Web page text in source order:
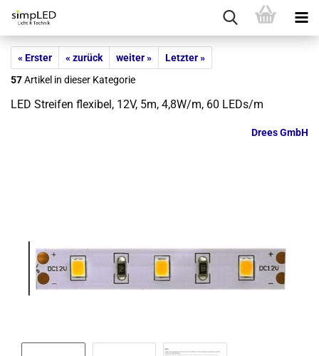
« Erster « zurück weiter »
Letzter »
57Artikel in dieser Kategorie
LED Strei­fen fle­xi­bel, 12V, 5m, 4,8W/m, 60 LEDs/m
Drees GmbH